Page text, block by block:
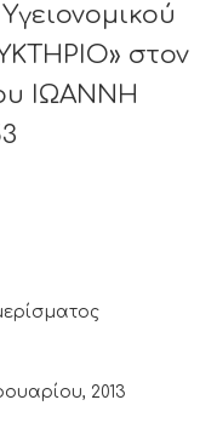
στον
ΙΩΑΝΝΗ
2013